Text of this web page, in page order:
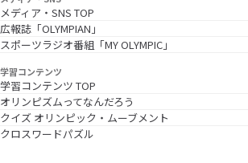
メディア・SNS TOP
広報誌「OLYMPIAN」
スポーツラジオ番組「MY OLYMPIC」
学習コンテンツ
学習コンテンツ TOP
オリンピズムってなんだろう
クイズ オリンピック・ムーブメント
クロスワードパズル